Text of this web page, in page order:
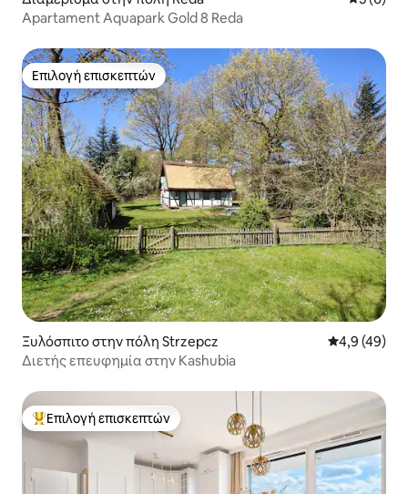
Apartament Aquapark Gold 8 Reda
Επιλογή επισκεπτών
Επιλογή επισκεπτών
Ξυλόσπιτο στην πόλη Strzepcz Μέση
4,9 (49)
Διετής επευφημία στην Kashubia
Κορυφαία επιλογή επισκεπτών
Επιλογή επισκεπτών